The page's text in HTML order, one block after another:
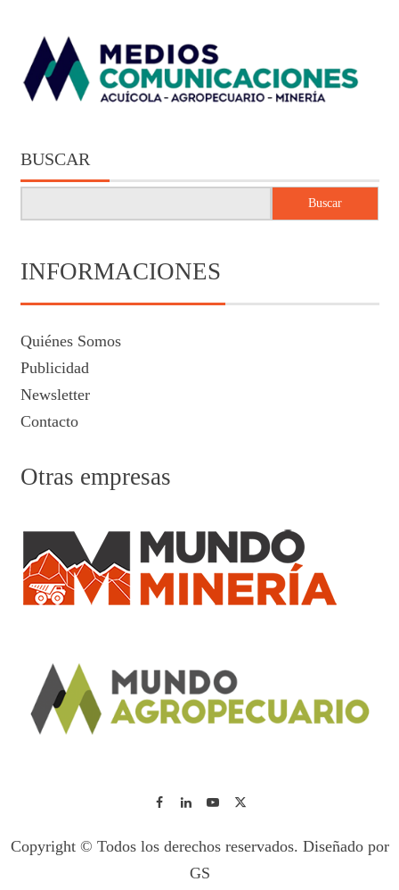
BUSCAR
Buscar
INFORMACIONES
Quiénes Somos
Publicidad
Newsletter
Contacto
Otras empresas
Copyright © Todos los derechos reservados. Diseñado por
GS